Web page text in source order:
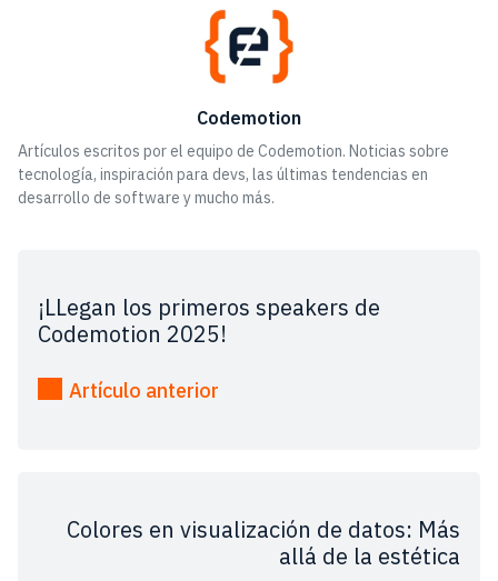
Codemotion
Artículos escritos por el equipo de Codemotion. Noticias sobre
tecnología, inspiración para devs, las últimas tendencias en
desarrollo de software y mucho más.
¡LLegan los primeros speakers de
Codemotion 2025!
Artículo anterior
Colores en visualización de datos: Más
allá de la estética